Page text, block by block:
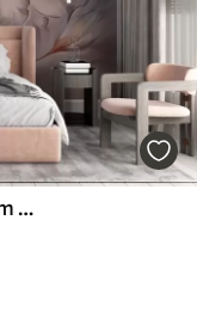
Nježna cvjetna umjetnost s velikim cvjetovima pastelnih boja s prozirnim laticama, mekim stabljikama i nježnom difuznom pozadinom